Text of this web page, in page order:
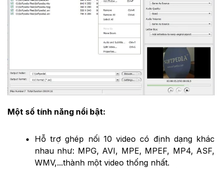
Một số tính năng nổi bật:
Hỗ trợ ghép nối 10 video có định dạng khác
nhau như: MPG, AVI, MPE, MPEF, MP4, ASF,
WMV,...thành một video thống nhất.